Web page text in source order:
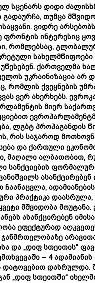
სცენარს დიდი
თუმცა
ვიდრე
ინტერესიც
რომლებსაც,
უწესებენ. ქართველმა
უკრაინიზაცია არ
რომლის ქვეყნების
ვერ ახერხებს.
მიერ
ლგბტ პროპაგანდის
რის საჯაროდ
და ქართული
მაღალი ალბათობით,
სანქციების
პრაქტიკა
მშვიდობა
ასანქცირებენ
ეფექტურად
და „დიფ სთეითის“
– 4
დატოვებით დასრულდა.
„დიფ სთეითში“